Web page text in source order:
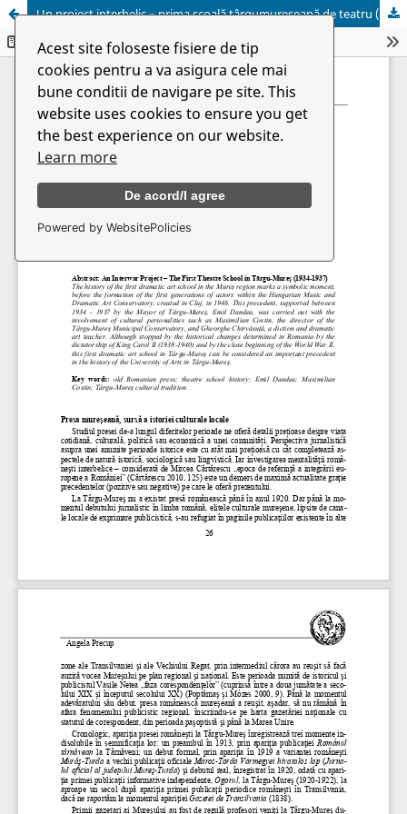
Acest site foloseste fisiere de tip
cookies pentru a va asigura cele mai
bune conditii de navigare pe site. This
website uses cookies to ensure you get
the best experience on our website.
Learn more
De acord/I agree
Powered by WebsitePolicies
Un proiect interbelic – prima şcoală târgumureşeană de teatru (1934-1937)